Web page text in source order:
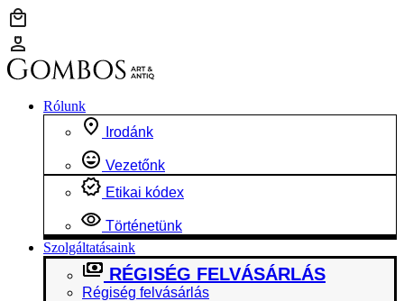
Ugrás
a
tartalomhoz
Rólunk
Irodánk
Vezetőnk
Etikai kódex
Történetünk
Szolgáltatásaink
RÉGISÉG FELVÁSÁRLÁS
Régiség felvásárlás